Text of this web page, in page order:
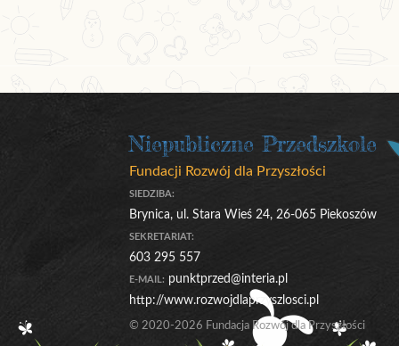
Niepubliczne Przedszkole
Fundacji Rozwój dla Przyszłości
SIEDZIBA:
Brynica, ul. Stara Wieś 24, 26-065 Piekoszów
SEKRETARIAT:
603 295 557
E-MAIL: punktprzed@interia.pl
http://www.rozwojdlaprzyszlosci.pl
© 2020-2026 Fundacja Rozwój dla Przyszłości